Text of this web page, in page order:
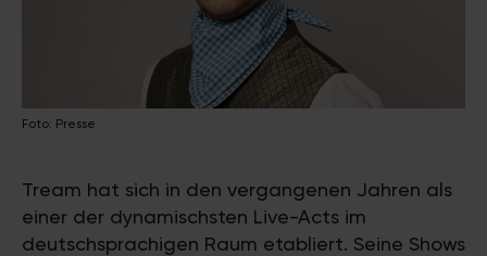
Foto: Presse
Tream hat sich in den vergangenen Jahren als
einer der dynamischsten Live-Acts im
deutschsprachigen Raum etabliert. Seine Shows